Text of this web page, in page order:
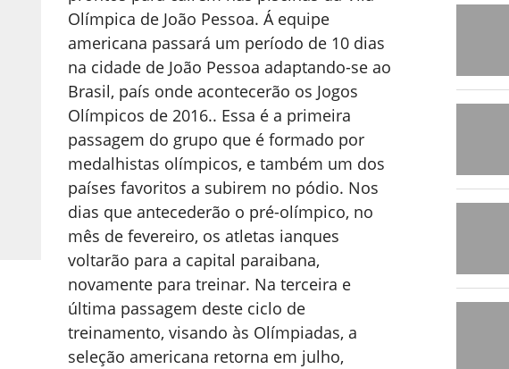
Olímpica de João Pessoa. Á equipe
americana passará um período de 10 dias
na cidade de João Pessoa adaptando-se ao
Brasil, país onde acontecerão os Jogos
Olímpicos de 2016.. Essa é a primeira
passagem do grupo que é formado por
medalhistas olímpicos, e também um dos
países favoritos a subirem no pódio. Nos
dias que antecederão o pré-olímpico, no
mês de fevereiro, os atletas ianques
voltarão para a capital paraibana,
novamente para treinar. Na terceira e
última passagem deste ciclo de
treinamento, visando às Olímpiadas, a
seleção americana retorna em julho,